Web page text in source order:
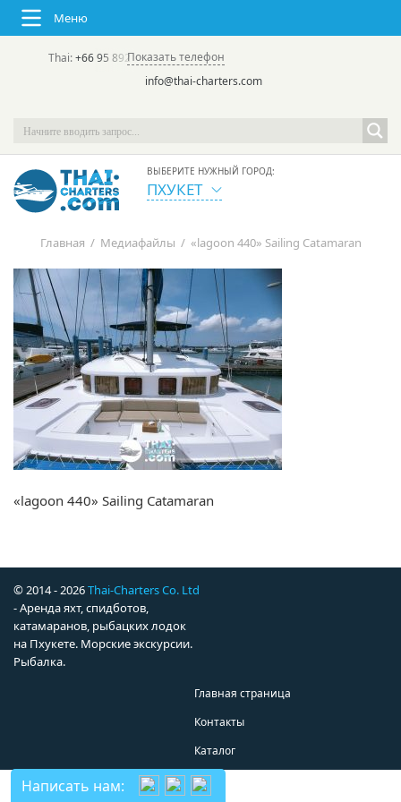
Меню
Thai:+66 95 892 7646(rus/eng) | в России:
Показать телефон
info@thai-charters.com
ВЫБЕРИТЕ НУЖНЫЙ ГОРОД:
ПХУКЕТ
Главная / Медиафайлы / «lagoon 440» Sailing Catamaran
«lagoon 440» Sailing Catamaran
© 2014 - 2026Thai-Charters Co. Ltd
- Аренда яхт, спидботов,
катамаранов, рыбацких лодок
на Пхукете. Морские экскурсии.
Рыбалка.
Главная страница
Контакты
Каталог
Написать нам: